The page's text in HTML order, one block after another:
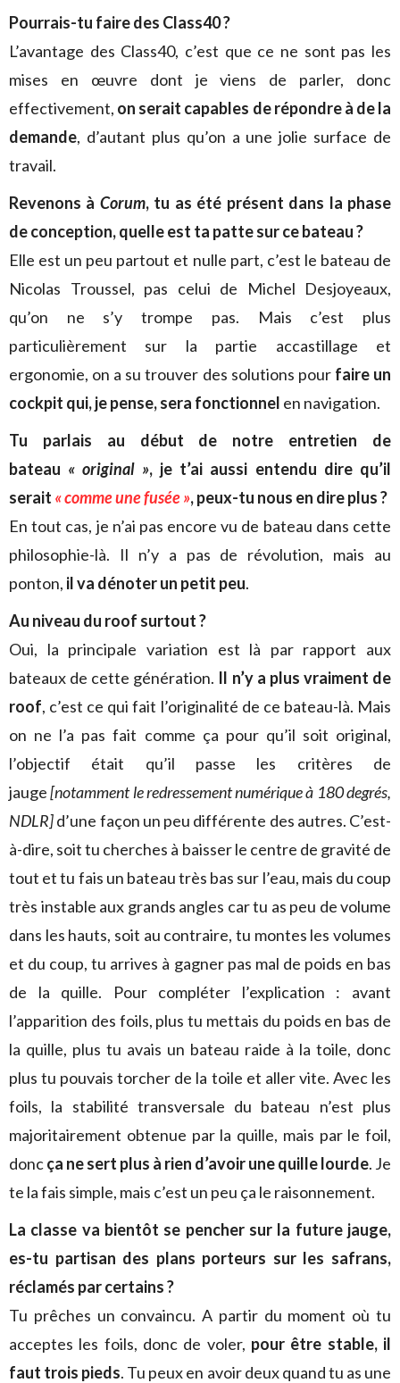
Pourrais-tu faire des Class40 ?
L’avantage des Class40, c’est que ce ne sont pas les
mises en œuvre dont je viens de parler, donc
effectivement, on serait capables de répondre à de la
demande, d’autant plus qu’on a une jolie surface de
travail.
Revenons à Corum, tu as été présent dans la phase
de conception, quelle est ta patte sur ce bateau ?
Elle est un peu partout et nulle part, c’est le bateau de
Nicolas Troussel, pas celui de Michel Desjoyeaux,
qu’on ne s’y trompe pas. Mais c’est plus
particulièrement sur la partie accastillage et
ergonomie, on a su trouver des solutions pour faire un
cockpit qui, je pense, sera fonctionnel en navigation.
Tu parlais au début de notre entretien de
bateau « original », je t’ai aussi entendu dire qu’il
serait « comme une fusée », peux-tu nous en dire plus ?
En tout cas, je n’ai pas encore vu de bateau dans cette
philosophie-là. Il n’y a pas de révolution, mais au
ponton, il va dénoter un petit peu.
Au niveau du roof surtout ?
Oui, la principale variation est là par rapport aux
bateaux de cette génération. Il n’y a plus vraiment de
roof, c’est ce qui fait l’originalité de ce bateau-là. Mais
on ne l’a pas fait comme ça pour qu’il soit original,
l’objectif était qu’il passe les critères de
jauge[notamment le redressement numérique à 180 degrés,
NDLR]d’une façon un peu différente des autres. C’est-
à-dire, soit tu cherches à baisser le centre de gravité de
tout et tu fais un bateau très bas sur l’eau, mais du coup
très instable aux grands angles car tu as peu de volume
dans les hauts, soit au contraire, tu montes les volumes
et du coup, tu arrives à gagner pas mal de poids en bas
de la quille. Pour compléter l’explication : avant
l’apparition des foils, plus tu mettais du poids en bas de
la quille, plus tu avais un bateau raide à la toile, donc
plus tu pouvais torcher de la toile et aller vite. Avec les
foils, la stabilité transversale du bateau n’est plus
majoritairement obtenue par la quille, mais par le foil,
doncça ne sert plus à rien d’avoir une quille lourde. Je
te la fais simple, mais c’est un peu ça le raisonnement.
La classe va bientôt se pencher sur la future jauge,
es-tu partisan des plans porteurs sur les safrans,
réclamés par certains ?
Tu prêches un convaincu. A partir du moment où tu
acceptes les foils, donc de voler, pour être stable, il
faut trois pieds. Tu peux en avoir deux quand tu as une